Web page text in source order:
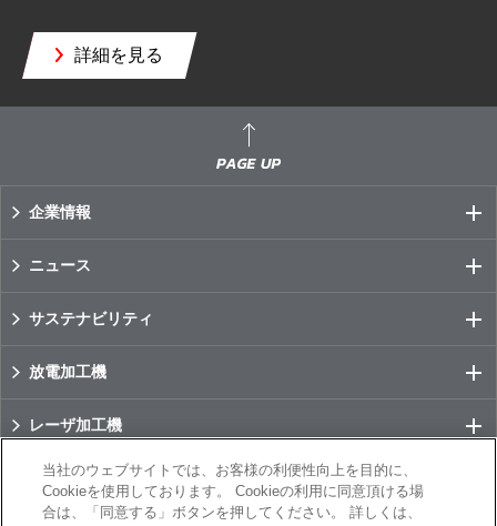
詳細を見る
企業情報
ニュース
サステナビリティ
放電加工機
レーザ加工機
数値制御装置(CNC)
当社のウェブサイトでは、お客様の利便性向上を目的に、
Cookieを使用しております。 Cookieの利用に同意頂ける場
合は、「同意する」ボタンを押してください。 詳しくは、